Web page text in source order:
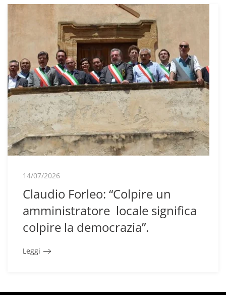
14/07/2026
Claudio Forleo: “Colpire un
amministratore locale significa
colpire la democrazia”.
Leggi